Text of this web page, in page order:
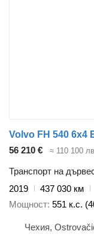
56 210 € ≈ 110 100
Транспорт на
2019
437 030 км
Мощност 551 к.с.
Чехия,